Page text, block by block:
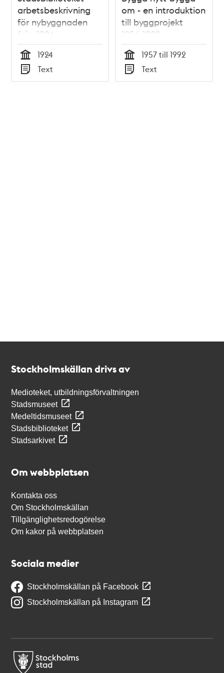
arbetsbeskrivning
för nybyggnaden
från 1924
Tid
1924
Typ
Text
om - en introduktion
till byggprojekt
1956-1992
Tid
1957 till 1992
Typ
Text
Stockholmskällan drivs av
Medioteket, utbildningsförvaltningen
Stadsmuseet
Medeltidsmuseet
Stadsbiblioteket
Stadsarkivet
Om webbplatsen
Kontakta oss
Om Stockholmskällan
Tillgänglighetsredogörelse
Om kakor på webbplatsen
Sociala medier
Stockholmskällan på Facebook
Stockholmskällan på Instagram